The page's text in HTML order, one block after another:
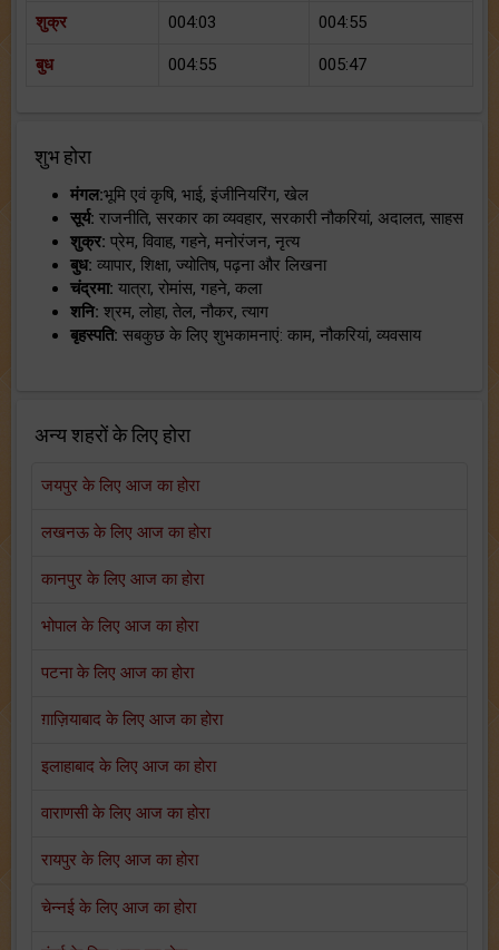
शुक्र 004:03 004:55
बुध 004:55 005:47
शुभ होरा
मंगल:भूमि एवं कृषि, भाई, इंजीनियरिंग, खेल
सूर्य: राजनीति, सरकार का व्यवहार, सरकारी नौकरियां, अदालत, साहस
शुक्र: प्रेम, विवाह, गहने, मनोरंजन, नृत्य
बुध: व्यापार, शिक्षा, ज्योतिष, पढ़ना और लिखना
चंद्रमा: यात्रा, रोमांस, गहने, कला
शनि: श्रम, लोहा, तेल, नौकर, त्याग
बृहस्पति: सबकुछ के लिए शुभकामनाएं: काम, नौकरियां, व्यवसाय
अन्य शहरों के लिए होरा
जयपुर के लिए आज का होरा
लखनऊ के लिए आज का होरा
कानपुर के लिए आज का होरा
भोपाल के लिए आज का होरा
पटना के लिए आज का होरा
ग़ाज़ियाबाद के लिए आज का होरा
इलाहाबाद के लिए आज का होरा
वाराणसी के लिए आज का होरा
रायपुर के लिए आज का होरा
चेन्नई के लिए आज का होरा